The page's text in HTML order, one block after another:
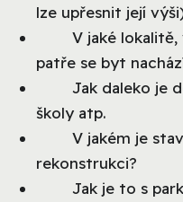
lze upřesnit její
V jaké lokalitě, v
patře se byt
Jak daleko je do
školy atp.
V jakém je
rekonstrukci?
Jak je to s